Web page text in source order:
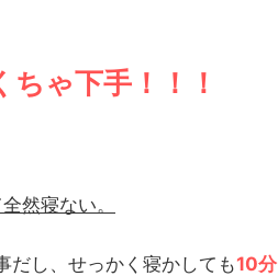
ゃ下手！！！
然寝ない。
だし、せっかく寝かしても10分